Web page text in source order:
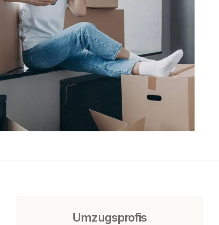
Umzugsprofis